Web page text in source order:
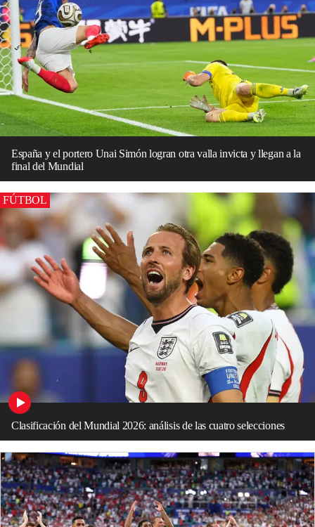
España y el portero Unai Simón logran otra valla invicta y llegan a la
final del Mundial
FÚTBOL
Clasificación del Mundial 2026: análisis de las cuatro selecciones